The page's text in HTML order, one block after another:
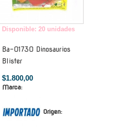
Disponible: 20 unidades
Ba-01730 Dinosaurios
Blister
$1.800,00
Marca:
Origen: